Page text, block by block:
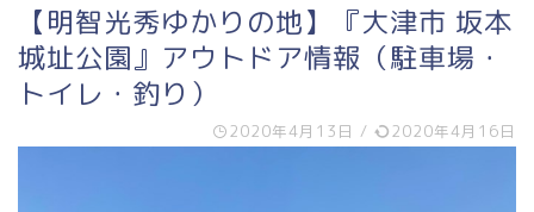
【明智光秀ゆかりの地】『大津市 坂本
城址公園』アウトドア情報（駐車場・
トイレ・釣り）
2020年4月13日 / 2020年4月16日